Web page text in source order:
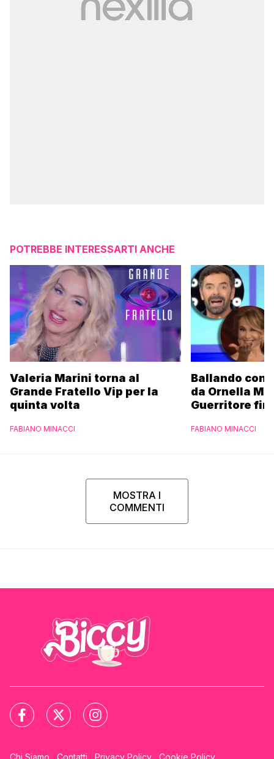
POTREBBE INTERESSARTI ANCHE
Valeria Marini torna al
Grande Fratello Vip per la
quinta volta
FABIANO MINACCI
Ballando con
da Ornella
Guerritore
l’esclusiva di
FABIANO MINACCI
MOSTRA I
COMMENTI
Chi Siamo Contatti Privacy Policy Cookie Policy